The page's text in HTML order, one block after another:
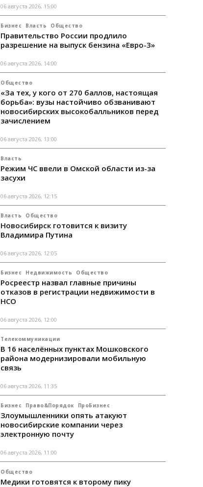
06 августа 2026, 15:00
Бизнес Власть Общество
Правительство России продлило
разрешение на выпуск бензина «Евро-3»
06 августа 2026, 14:00
Общество
«За тех, у кого от 270 баллов, настоящая
борьба»: вузы настойчиво обзванивают
новосибирских высокобалльников перед
зачислением
06 августа 2026, 13:00
Власть
Режим ЧС ввели в Омской области из-за
засухи
06 августа 2026, 12:15
Власть Общество
Новосибирск готовится к визиту
Владимира Путина
06 августа 2026, 12:05
Бизнес Недвижимость Общество
Росреестр назвал главные причины
отказов в регистрации недвижимости в
НСО
06 августа 2026, 12:00
Телекоммуникации
В 16 населённых пунктах Мошковского
района модернизировали мобильную
связь
06 августа 2026, 11:35
Бизнес Право&Порядок ПроБизнес
Злоумышленники опять атакуют
новосибирские компании через
электронную почту
06 августа 2026, 11:00
Общество
Медики готовятся к второму пику